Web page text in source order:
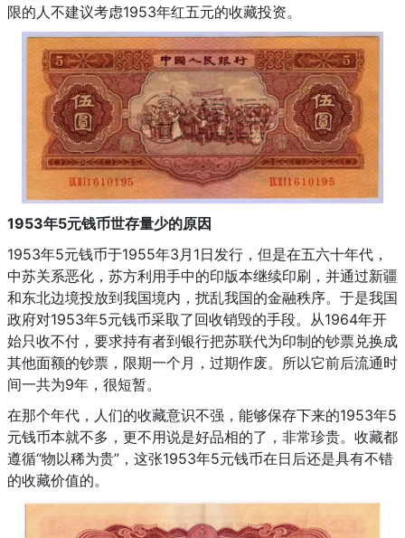
限的人不建议考虑1953年红五元的收藏投资。
1953年5元钱币世存量少的原因
1953年5元钱币于1955年3月1日发行，但是在五六十年代，
中苏关系恶化，苏方利用手中的印版本继续印刷，并通过新疆
和东北边境投放到我国境内，扰乱我国的金融秩序。于是我国
政府对1953年5元钱币采取了回收销毁的手段。从1964年开
始只收不付，要求持有者到银行把苏联代为印制的钞票兑换成
其他面额的钞票，限期一个月，过期作废。所以它前后流通时
间一共为9年，很短暂。
在那个年代，人们的收藏意识不强，能够保存下来的1953年5
元钱币本就不多，更不用说是好品相的了，非常珍贵。收藏都
遵循“物以稀为贵”，这张1953年5元钱币在日后还是具有不错
的收藏价值的。